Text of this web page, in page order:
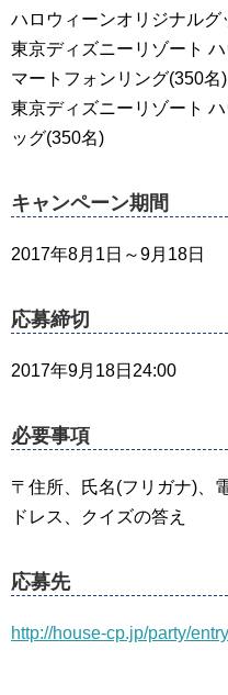
ハロウィーンオリジナルグ
東京ディズニーリゾート
マートフォンリング(350名)
東京ディズニーリゾート
ッグ(350名)
キャンペーン期間
2017年8月1日～9月18日
応募締切
2017年9月18日24:00
必要事項
〒住所、氏名(フリガナ)、
ドレス、クイズの答え
応募先
http://house-cp.jp/party/